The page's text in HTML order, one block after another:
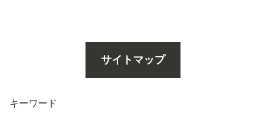
サイトマップ
キーワード